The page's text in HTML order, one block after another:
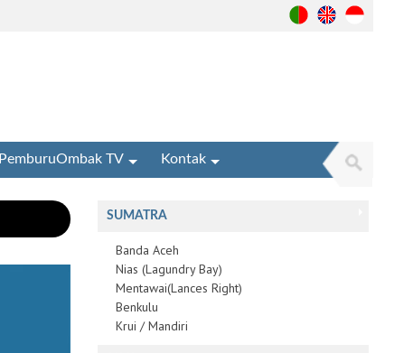
PemburuOmbak TV Kontak
SUMATRA
Banda Aceh
Nias (Lagundry Bay)
Mentawai(Lances Right)
Benkulu
Krui / Mandiri